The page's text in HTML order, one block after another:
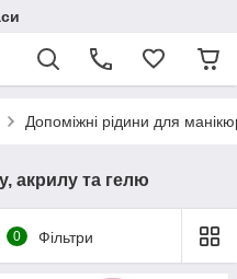
Допоміжні рідини для
акрилу та гелю
0 Фільтри